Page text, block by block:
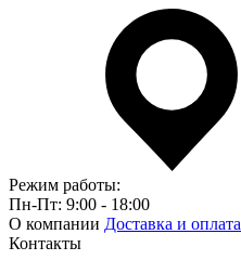
Режим работы:
Пн-Пт: 9:00 - 18:00
О компании Доставка и оплата
Контакты